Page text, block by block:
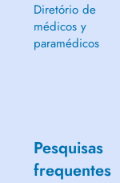
Diretório de
médicos y
paramédicos
Pesquisas
frequentes